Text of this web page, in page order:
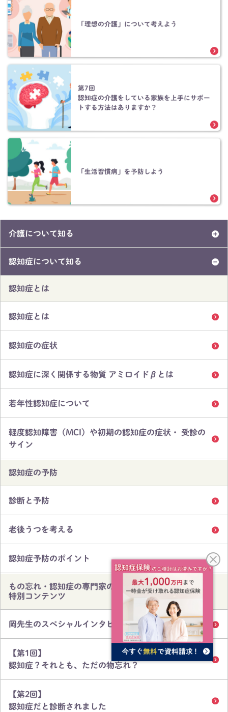
「理想の介護」について考えよう
第7回
認知症の介護をしている家族を上手にサポー
トする方法はありますか？
「生活習慣病」を予防しよう
介護について知る
認知症について知る
認知症とは
認知症とは
認知症の症状
認知症に深く関係する物質 アミロイドβとは
若年性認知症について
軽度認知障害（MCI）や初期の認知症の症状・ 受診の
サイン
認知症の予防
診断と予防
老後うつを考える
認知症予防のポイント
もの忘れ・認知症の専門家の
特別コンテンツ
岡先生のスペシャルインタビュー
【第1回】
認知症？それとも、ただの物忘れ？
【第2回】
認知症だと診断されました